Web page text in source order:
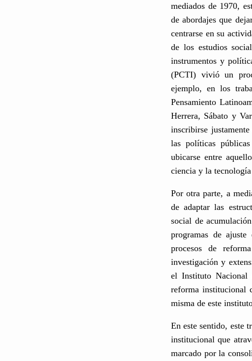
mediados de 1970,
de abordajes que
centrarse en su
de los estudios
instrumentos y
(PCTI) vivió un
ejemplo, en los
Pensamiento
Herrera, Sábato y
inscribirse
las políticas
ubicarse entre
ciencia y la
Por otra parte, a
de adaptar las
social de
programas de
procesos de
investigación y
el Instituto Nacional
reforma institucional
misma de este
En este sentido, este
institucional que
marcado por la